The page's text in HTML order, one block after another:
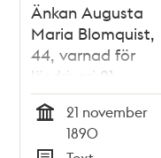
Änkan Augusta
Maria Blomquist,
44, varnad för
lösdriveri 21
november 1890 -
polisförhör
21 november
1890